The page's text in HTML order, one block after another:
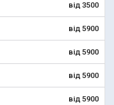
від 3500
від 5900
від 5900
від 5900
від 5900